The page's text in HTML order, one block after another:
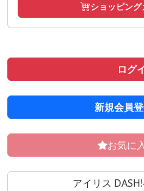
ショッピン
ログ
新規会員
お気に
アイリス